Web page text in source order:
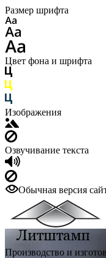
Размер шрифта
Цвет фона и шрифта
Изображения
Озвучивание текста
Обычная версия
Производство и